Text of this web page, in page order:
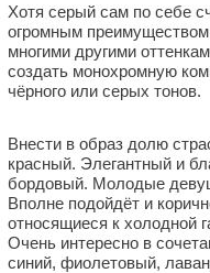
Хотя серый сам по себе
огромным преимуществом
многими другими
создать монохромную
чёрного или серых тонов.
Внести в образ долю
красный. Элегантный и
бордовый. Молодые
Вполне подойдёт и
относящиеся к холодной
Очень интересно в
синий, фиолетовый,